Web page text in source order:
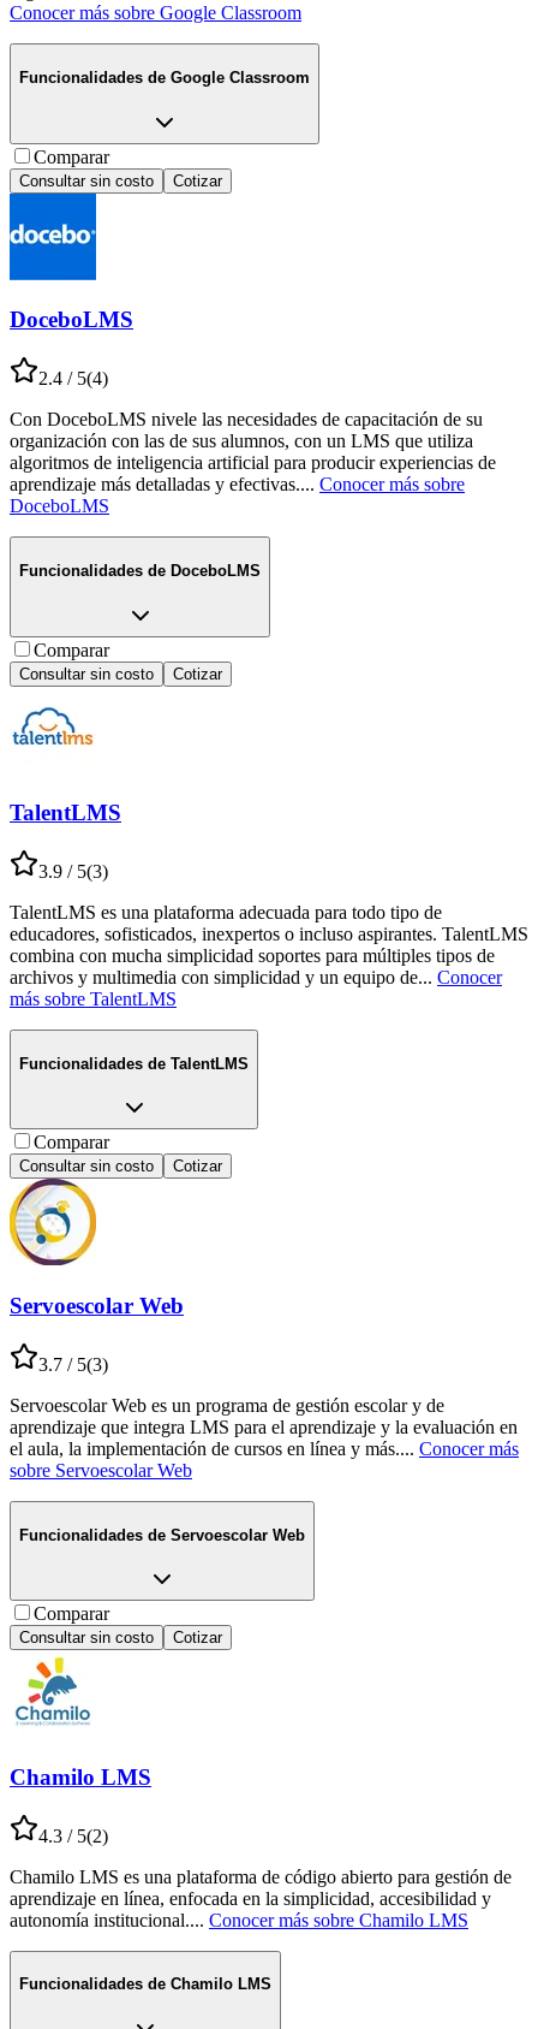
Conocer más sobre Google Classroom
Funcionalidades de Google Classroom
Comparar
Consultar sin costo Cotizar
DoceboLMS
2.4 / 5(4)
Con DoceboLMS nivele las necesidades de capacitación de su
organización con las de sus alumnos, con un LMS que utiliza
algoritmos de inteligencia artificial para producir experiencias de
aprendizaje más detalladas y efectivas.... Conocer más sobre
DoceboLMS
Funcionalidades de DoceboLMS
Comparar
Consultar sin costo Cotizar
TalentLMS
3.9 / 5(3)
TalentLMS es una plataforma adecuada para todo tipo de
educadores, sofisticados, inexpertos o incluso aspirantes. TalentLMS
combina con mucha simplicidad soportes para múltiples tipos de
archivos y multimedia con simplicidad y un equipo de... Conocer
más sobre TalentLMS
Funcionalidades de TalentLMS
Comparar
Consultar sin costo Cotizar
Servoescolar Web
3.7 / 5(3)
Servoescolar Web es un programa de gestión escolar y de
aprendizaje que integra LMS para el aprendizaje y la evaluación en
el aula, la implementación de cursos en línea y más.... Conocer más
sobre Servoescolar Web
Funcionalidades de Servoescolar Web
Comparar
Consultar sin costo Cotizar
Chamilo LMS
4.3 / 5(2)
Chamilo LMS es una plataforma de código abierto para gestión de
aprendizaje en línea, enfocada en la simplicidad, accesibilidad y
autonomía institucional.... Conocer más sobre Chamilo LMS
Funcionalidades de Chamilo LMS